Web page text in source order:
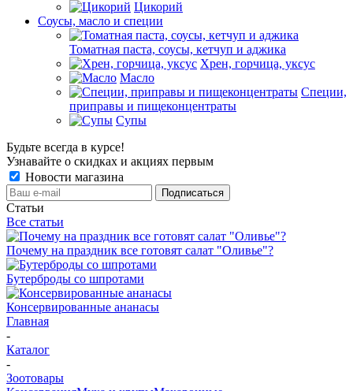
Цикорий
Соусы, масло и специи
Томатная паста, соусы, кетчуп и аджика
Хрен, горчица, уксус
Масло
Специи,
приправы и пищеконцентраты
Супы
Будьте всегда в курсе!
Узнавайте о скидках и акциях первым
Новости магазина
Статьи
Все статьи
Почему на праздник все готовят салат "Оливье"?
Бутерброды со шпротами
Консервированные ананасы
Главная
-
Каталог
-
Зоотовары